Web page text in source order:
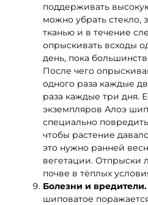
поддерживать
можно убрать стекло,
тканью и в течение
опрыскивать всходы
день, пока
После чего
одного раза каждые
раза каждые три дня.
экземпляров Алоэ
специально
чтобы растение
это нужно ранней
вегетации. Отпрыски
почве в тёплых
Болезни и вредители.
шиповатое